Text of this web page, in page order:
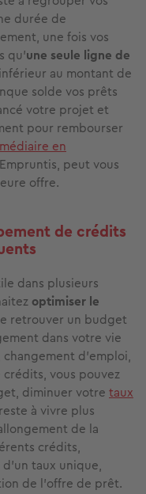
durée de
une fois vos
qu’une seule ligne de
au montant de
solde vos prêts
votre projet et
pour rembourser
en
peut vous
offre.
de crédits
dans plusieurs
optimiser le
retrouver un budget
dans votre vie
d’emploi,
vous pouvez
diminuer votre taux
à vivre plus
de la
crédits,
taux unique,
de l’offre de prêt.